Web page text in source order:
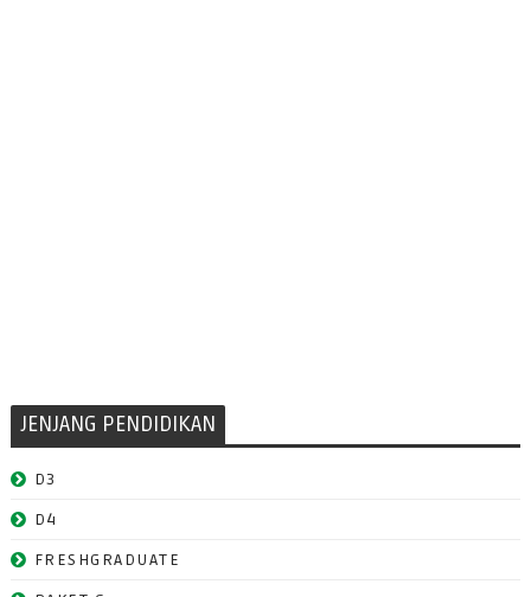
JENJANG PENDIDIKAN
D3
D4
FRESHGRADUATE